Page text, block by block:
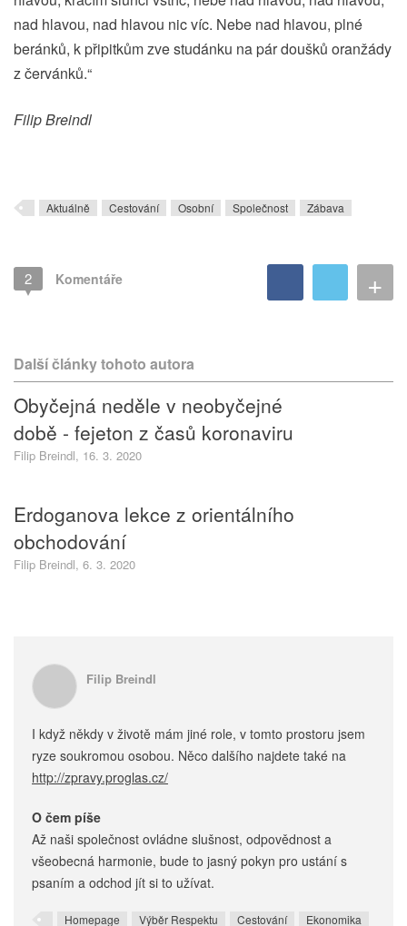
nad hlavou, nad hlavou nic víc. Nebe nad hlavou, plné
beránků, k připitkům zve studánku na pár doušků oranžády
z červánků.“
Filip Breindl
Aktuálně Cestování Osobní Společnost Zábava
2 Komentáře +
Další články tohoto autora
Obyčejná neděle v neobyčejné
době - fejeton z časů koronaviru
Filip Breindl, 16. 3. 2020
Erdoganova lekce z orientálního
obchodování
Filip Breindl, 6. 3. 2020
Filip Breindl
I když někdy v životě mám jiné role, v tomto prostoru jsem
ryze soukromou osobou. Něco dalšího najdete také na
http://zpravy.proglas.cz/
O čem píše
Až naši společnost ovládne slušnost, odpovědnost a
všeobecná harmonie, bude to jasný pokyn pro ustání s
psaním a odchod jít si to užívat.
Homepage Výběr Respektu Cestování Ekonomika